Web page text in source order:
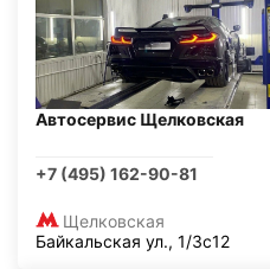
Автосервис Щелковская
+7 (495) 162-90-81
Щелковская
Байкальская ул., 1/3с12